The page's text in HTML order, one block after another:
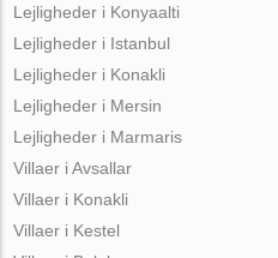
Lejligheder i Konyaalti
Lejligheder i Istanbul
Lejligheder i Konakli
Lejligheder i Mersin
Lejligheder i Marmaris
Villaer i Avsallar
Villaer i Konakli
Villaer i Kestel